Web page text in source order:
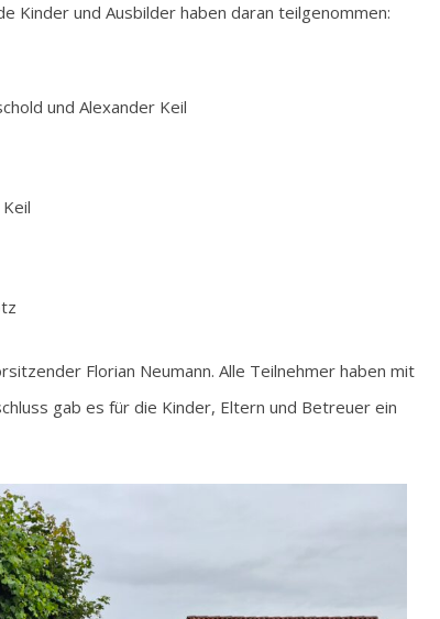
Kinder und Ausbilder haben daran teilgenommen:
und Alexander Keil
Florian Neumann. Alle Teilnehmer haben mit
gab es für die Kinder, Eltern und Betreuer ein